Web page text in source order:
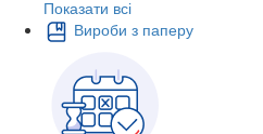
Показати всі
Вироби з паперу